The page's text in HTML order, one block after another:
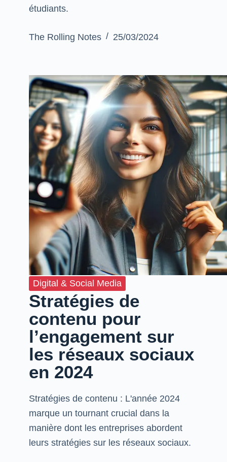
étudiants.
The Rolling Notes 25/03/2024
Digital & Social Media
Stratégies de
contenu pour
l’engagement sur
les réseaux sociaux
en 2024
Stratégies de contenu : L'année 2024
marque un tournant crucial dans la
manière dont les entreprises abordent
leurs stratégies sur les réseaux sociaux.